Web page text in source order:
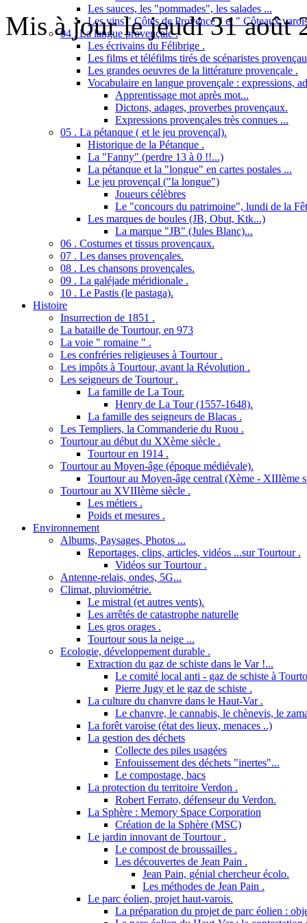
Les sauces, les "pommades", les salades ...
Les vins " Côtes de Provence " et " Côteaux
04 . La langue provençale .
Les écrivains du Félibrige .
Les films et téléfilms tirés de scénaristes
Les grandes oeuvres de la littérature provençale .
Vocabulaire en langue provençale : expressions,
Apprentissage mot après mot...
Dictons, adages, proverbes provençaux.
Expressions provençales très connues ...
05 . La pétanque ( et le jeu provençal).
Historique de la Pétanque .
La "Fanny" (perdre 13 à 0 !!...)
La pétanque et la "longue" en cartes postales ...
Le jeu provençal ("la longue")
Joueurs célèbres
Le "concours du patrimoine", lundi de la
Les marques de boules (JB, Obut, Ktk...)
La marque "JB" (Jules Blanc)...
06 . Costumes et tissus provençaux.
07 . Les danses provençales.
08 . Les chansons provençales.
09 . La galéjade méridionale .
10 . Le Pastis (le pastaga).
Histoire
Insurrection de 1851 .
La bataille de Tourtour, en 973
La voie " romaine " .
Les confréries religieuses à Tourtour .
Les impôts à Tourtour, avant la Révolution .
Les seigneurs de Tourtour .
La famille de La Tour.
Henry de La Tour (1557-1648).
La famille des seigneurs de Blacas .
Les Templiers, la Commanderie du Ruou .
Tourtour au début du XXème siècle .
Tourtour en 1914 .
Tourtour au Moyen-âge (époque médiévale).
Tourtour au Moyen-âge central (Xème - XIIIème
Tourtour au XVIIIème siècle .
Les métiers .
Poids et mesures .
Environnement
Albums, Paysages, Photos ...
Reportages, clips, articles, vidéos ...sur Tourtour .
Vidéos sur Tourtour .
Antenne-relais, ondes, 5G...
Climat, pluviométrie.
Le mistral (et autres vents).
Les arrêtés de catastrophe naturelle
Les gros orages .
Tourtour sous la neige ...
Ecologie, développement durable .
Extraction du gaz de schiste dans le Var !...
Le comité local anti - gaz de schiste à
Pierre Jugy et le gaz de schiste .
La culture du chanvre dans le Haut-Var .
Le chanvre, le cannabis, le chènevis, le
La forêt varoise (état des lieux, menaces ..)
La gestion des déchets
Collecte des piles usagées
Enfouissement des déchets "inertes"...
Le compostage, bacs
La protection du territoire Verdon .
Robert Ferrato, défenseur du Verdon.
La Sphère : Memory Space Corporation
Création de la Sphère (MSC)
Le jardin innovant de Tourtour .
Le compost de broussailles .
Les découvertes de Jean Pain .
Jean Pain, génial chercheur écolo.
Les méthodes de Jean Pain .
Le parc éolien, projet haut-varois.
La préparation du projet de parc éolien :
Mis à jour le jeudi 31 août